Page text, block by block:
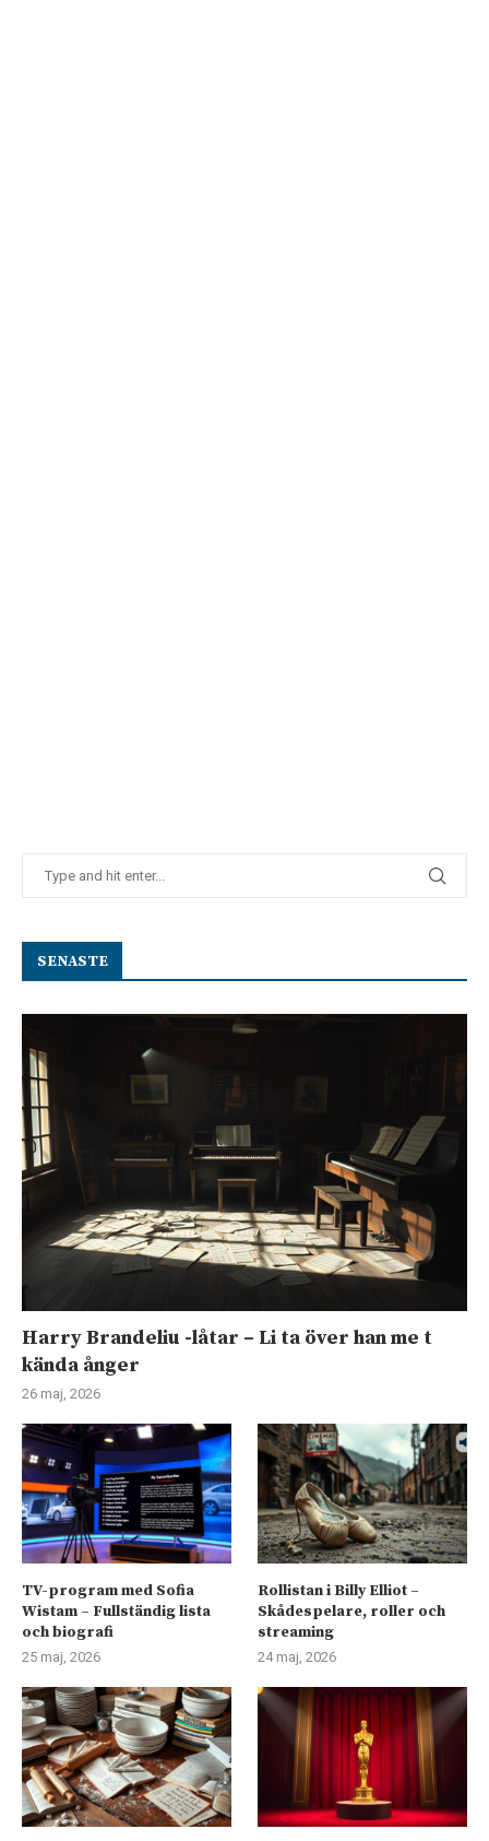
SENASTE
Harry Brandeliu -låtar – Li ta över han me t
kända ånger
26 maj, 2026
TV-program med Sofia
Wistam – Fullständig lista
och biografi
25 maj, 2026
Rollistan i Billy Elliot –
Skådespelare, roller och
streaming
24 maj, 2026